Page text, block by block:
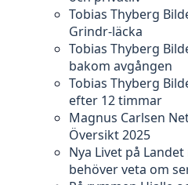
Tobias Thyberg
Grindr-läcka
Tobias Thyberg
bakom avgången
Tobias Thyberg
efter 12 timmar
Magnus Carlsen
Översikt 2025
Nya Livet på
behöver veta om